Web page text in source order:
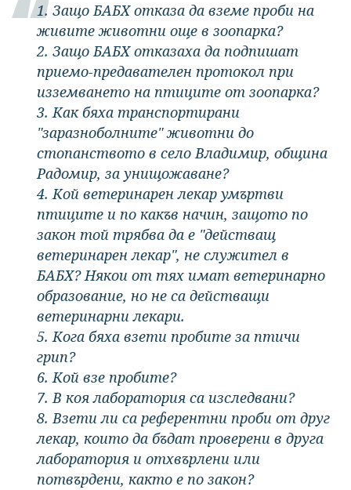
1. Защо БАБХ отказа да вземе проби на
живите животни още в зоопарка?
2. Защо БАБХ отказаха да подпишат
приемо-предавателен протокол при
изземването на птиците от зоопарка?
3. Как бяха транспортирани
"заразноболните" животни до
стопанството в село Владимир, община
Радомир, за унищожаване?
4. Кой ветеринарен лекар умъртви
птиците и по какъв начин, защото по
закон той трябва да е "действащ
ветеринарен лекар", не служител в
БАБХ? Някои от тях имат ветеринарно
образование, но не са действащи
ветеринарни лекари.
5. Кога бяха взети пробите за птичи
грип?
6. Кой взе пробите?
7. В коя лаборатория са изследвани?
8. Взети ли са референтни проби от друг
лекар, които да бъдат проверени в друга
лаборатория и отхвърлени или
потвърдени, както е по закон?